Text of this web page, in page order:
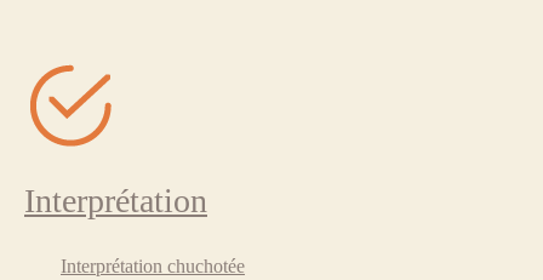
Interprétation
Interprétation chuchotée